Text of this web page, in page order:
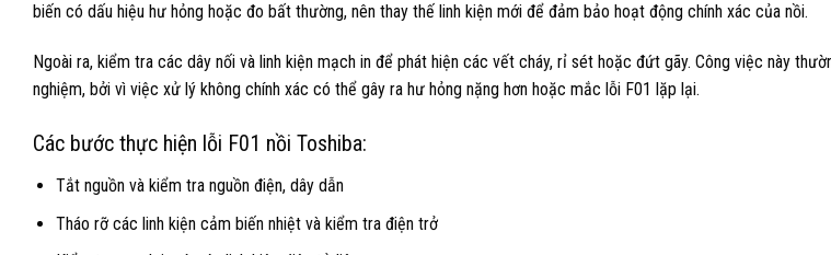
biến có dấu hiệu hư hỏng hoặc đo bất thường, nên thay thế linh kiện mới để đảm bảo hoạt động chính xác của nồi.
Ngoài ra, kiểm tra các dây nối và linh kiện mạch in để phát hiện các vết cháy, rỉ sét hoặc đứt gãy. Công việc này
nghiệm, bởi vì việc xử lý không chính xác có thể gây ra hư hỏng nặng hơn hoặc mắc lỗi F01 lặp lại.
Các bước thực hiện lỗi F01 nồi Toshiba:
Tắt nguồn và kiểm tra nguồn điện, dây dẫn
Tháo rỡ các linh kiện cảm biến nhiệt và kiểm tra điện trở